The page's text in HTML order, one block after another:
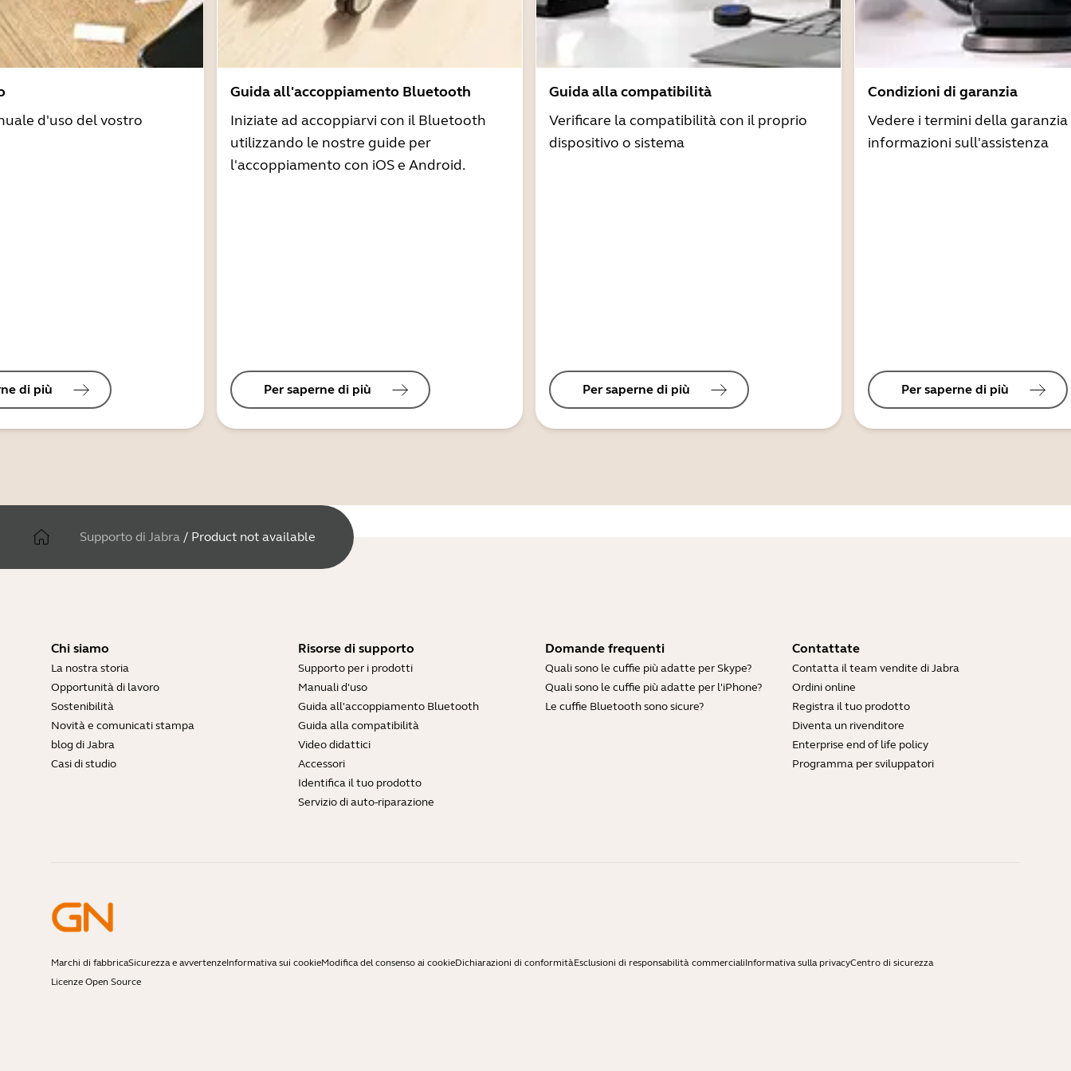
d'uso del vostro
di più
Guida all'accoppiamento Bluetooth
Iniziate ad accoppiarvi con il Bluetooth
utilizzando le nostre guide per
l'accoppiamento con iOS e Android.
Per saperne di più
Guida alla compatibilità
Verificare la compatibilità con il proprio
dispositivo o sistema
Per saperne di più
Condizioni di garanzia
Vedere i termini della garanzia
informazioni sull'assistenza
Per saperne di più
Supporto di Jabra / Product not available
Chi siamo
La nostra storia
Opportunità di lavoro
Sostenibilità
Novità e comunicati stampa
blog di Jabra
Casi di studio
Risorse di supporto
Supporto per i prodotti
Manuali d'uso
Guida all'accoppiamento Bluetooth
Guida alla compatibilità
Video didattici
Accessori
Identifica il tuo prodotto
Servizio di auto-riparazione
Domande frequenti
Quali sono le cuffie più adatte per Skype?
Quali sono le cuffie più adatte per l'iPhone?
Le cuffie Bluetooth sono sicure?
Contattate
Contatta il team vendite di Jabra
Ordini online
Registra il tuo prodotto
Diventa un rivenditore
Enterprise end of life policy
Programma per sviluppatori
Marchi di fabbricaSicurezza e avvertenzeInformativa sui cookieModifica del consenso ai cookieDichiarazioni di conformitàEsclusioni di responsabilità commercialiInformativa sulla privacyCentro di sicurezza
Licenze Open Source